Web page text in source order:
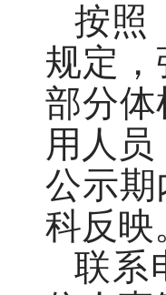
按照
规定
部分
用人
公示
科反映
联系